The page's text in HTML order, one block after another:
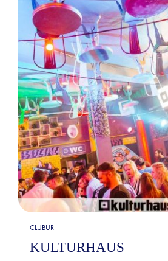
CLUBURI
KULTURHAUS